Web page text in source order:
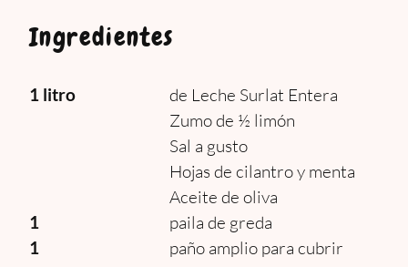
Ingredientes
1 litro
de Leche Surlat Entera
Zumo de ½ limón
Sal a gusto
Hojas de cilantro y menta
Aceite de oliva
1 paila de greda
1 paño amplio para cubrir